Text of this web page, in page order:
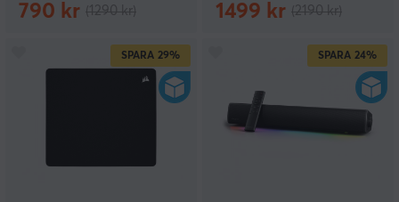
790 kr 1499 kr
SPARA 29% SPARA 24%